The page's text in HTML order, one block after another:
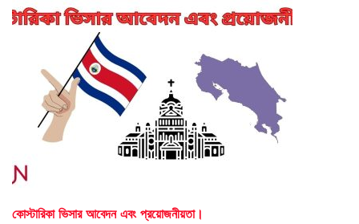
কোস্টারিকা ভিসার আবেদন এবং প্রয়োজনীয়তা।